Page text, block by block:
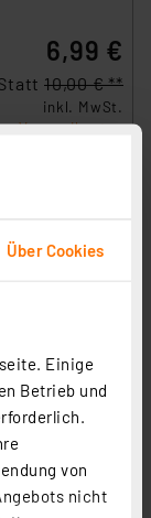
Über Cookies
Einige
Betrieb und
von
nicht
6,99 €
10,00 € **
inkl. MwSt.
Versandkosten
14,00 € **
inkl. MwSt.